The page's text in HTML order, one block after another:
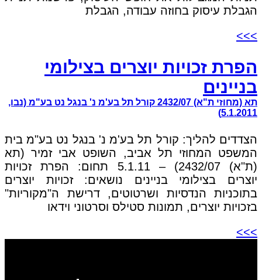
הגבלת עיסוק בחוזה עבודה, הגבלת
>>>
הפרת זכויות יוצרים בצילומי
בניינים
תא (מחוזי ת"א) 2432/07 קורל תל בע'מ נ' בנגל נט בע"מ (נבו,
5.1.2011)
הצדדים להליך: קורל תל בע'מ נ' בנגל נט בע"מ בית
המשפט המחוזי תל אביב, השופט אבי זמיר (תא
(ת"א) 2432/07) – 5.1.11 תחום: הפרת זכויות
יוצרים בצילומי בניינים נושאים: זכויות יוצרים
בתוכניות הנדסיות ושרטוטים, דרישת ה"מקוריות"
בזכויות יוצרים, תמונות סטילס וסרטוני וידאו
>>>